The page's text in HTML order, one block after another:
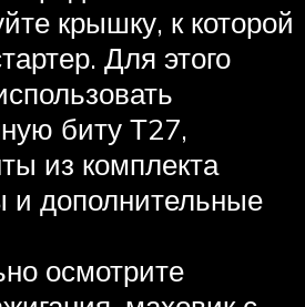
крышку, к которой
Для этого
биту Т27,
из комплекта
и дополнительные
осмотрите